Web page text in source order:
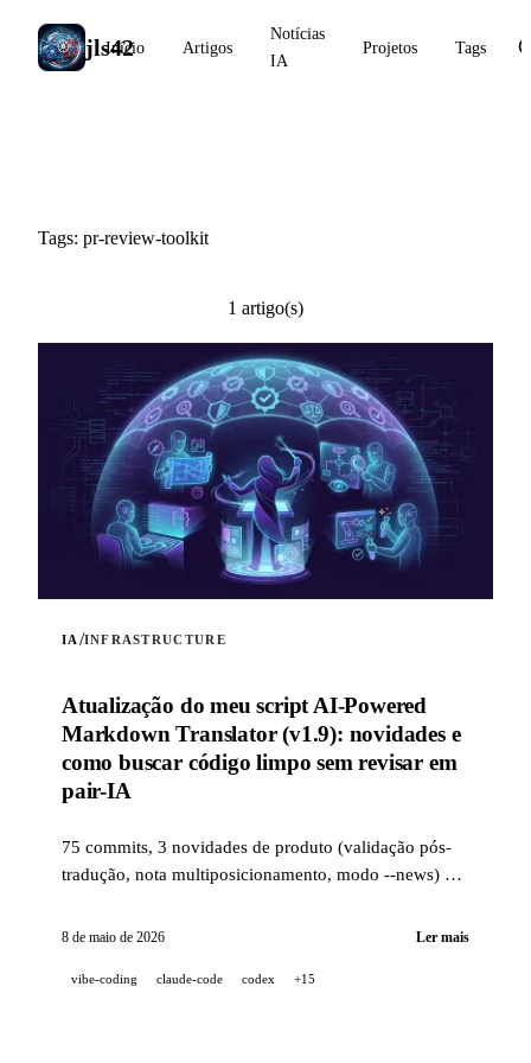
jls42
Início Artigos
Notícias
IA
Projetos Tags
Tags: pr-review-toolkit
1 artigo(s)
IA /INFRASTRUCTURE
Atualização do meu script AI-Powered
Markdown Translator (v1.9): novidades e
como buscar código limpo sem revisar em
pair-IA
75 commits, 3 novidades de produto (validação pós-
tradução, nota multiposicionamento, modo --news) e
testes, revisão de PR assistida por IA) para buscar
desenvolvido em pair-IA.
8 de maio de 2026 Ler mais
vibe-coding claude-code codex +15